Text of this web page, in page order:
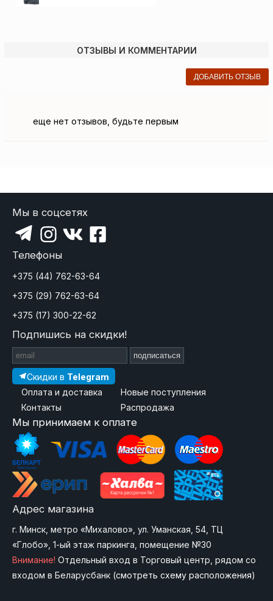
ОТЗЫВЫ И КОММЕНТАРИИ
ДОБАВИТЬ ОТЗЫВ
еще нет отзывов, будьте первым
Мы в соцсетях
Телефоны
+375 (44) 762-63-64
+375 (29) 762-63-64
+375 (17) 300-22-62
Подпишись на скидки!
подписаться
Скидки в Telegram
Оплата и доставка
Контакты
Новые поступления
Распродажа
Мы принимаем к оплате
Адрес магазина
г. Минск, метро «Михалово», ул. Уманская, 54, ТЦ
«Глобо», 1-ый этаж паркинга, помещение №30
Внимание! Отдельный вход в Торговый центр, рядом со
входом в Беларусбанк (смотреть схему расположения)